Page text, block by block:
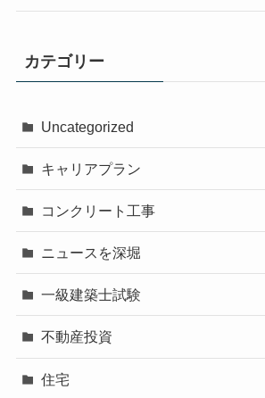
カテゴリー
Uncategorized
キャリアプラン
コンクリート工事
ニュースを深堀
一級建築士試験
不動産投資
住宅